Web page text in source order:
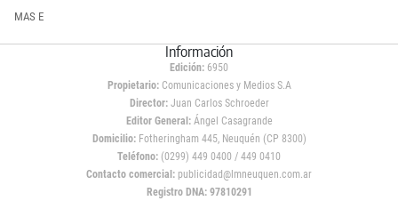
MAS E
Información
Edición: 6950
Propietario:Comunicaciones y Medios S.A
Director: Juan Carlos Schroeder
Editor General:Ángel Casagrande
Domicilio:Fotheringham 445, Neuquén (CP 8300)
Teléfono: (0299) 449 0400 / 449 0410
Contacto comercial: publicidad@lmneuquen.com.ar
Registro DNA: 97810291